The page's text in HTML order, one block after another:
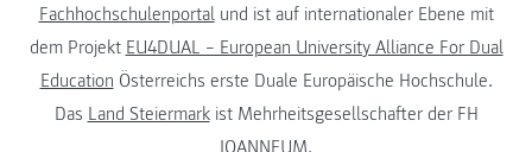
Fachhochschulenportalund ist auf internationaler Ebene mit
dem Projekt EU4DUAL – European University Alliance For Dual
Education Österreichs erste Duale Europäische Hochschule.
Das Land Steiermarkist Mehrheitsgesellschafter der FH
JOANNEUM.